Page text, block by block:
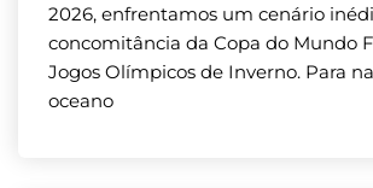
2026, enfrentamos um cenário
concomitância da Copa do Mundo
Jogos Olímpicos de Inverno. Para
oceano